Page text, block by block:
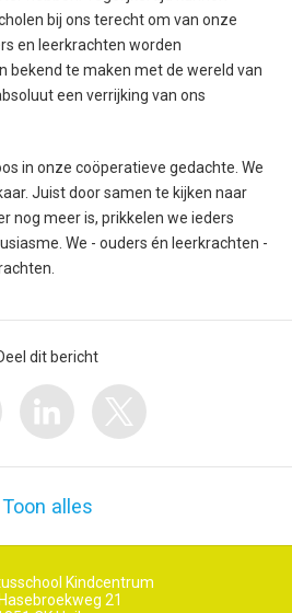
bij ons terecht om van onze
en leerkrachten worden
bekend te maken met de wereld van
een verrijking van ons
in onze coöperatieve gedachte. We
Juist door samen te kijken naar
nog meer is, prikkelen we ieders
We - ouders én leerkrachten -
dit bericht
Toon alles
Kindcentrum
21